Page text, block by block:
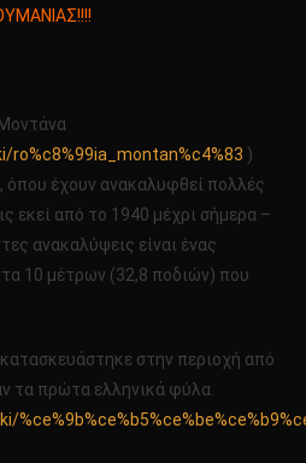
)
όπου έχουν ανακαλυφθεί πολλές
εκεί από το 1940 μέχρι σήμερα –
ανακαλύψεις είναι ένας
10 μέτρων (32,8 ποδιών) που
στην περιοχή από
τα πρώτα ελληνικά φύλα.